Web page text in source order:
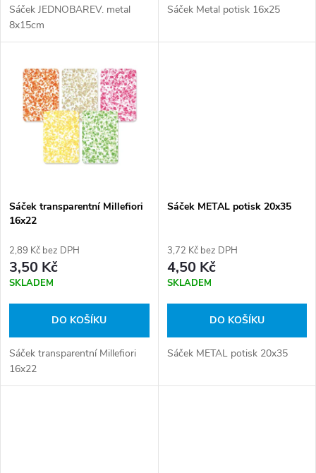
u
k
ů
u
Sáček JEDNOBAREV. metal
8x15cm
Sáček Metal potisk 16x25
Sáček transparentní Millefiori
16x22
2,89 Kč bez DPH
3,50 Kč
SKLADEM
DO KOŠÍKU
Sáček transparentní Millefiori
16x22
Sáček METAL potisk 20x35
3,72 Kč bez DPH
4,50 Kč
SKLADEM
DO KOŠÍKU
Sáček METAL potisk 20x35